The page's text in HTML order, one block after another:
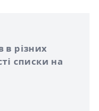
в різних
списки на